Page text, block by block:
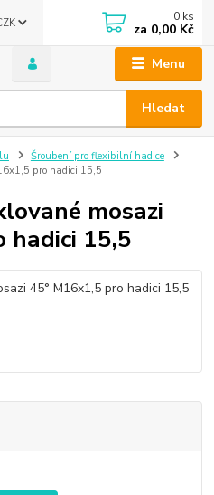
Menu
Hledat
0 ks
za 0,00 Kč
Šroubení pro flexibilní hadice
pro hadici 15,5
mosazi
hadici 15,5